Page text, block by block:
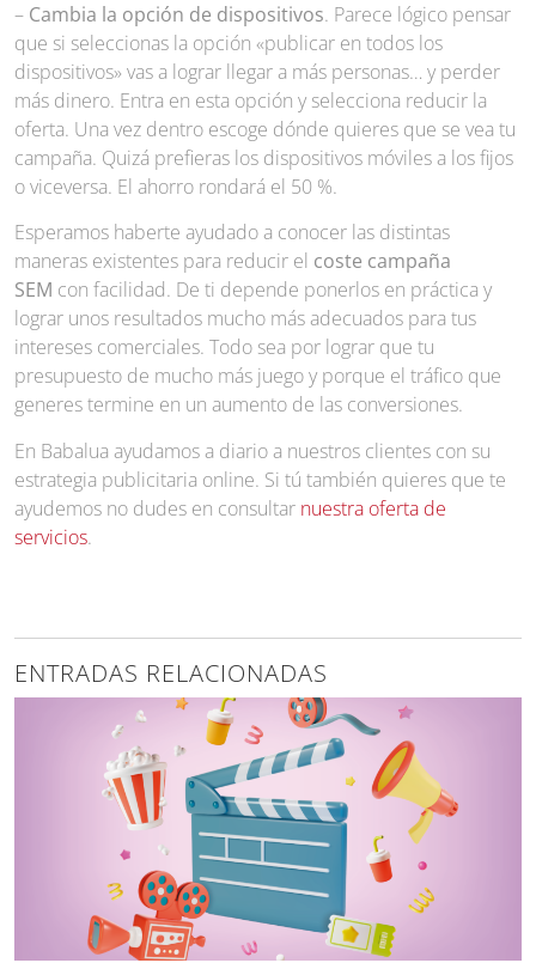
– Cambia la opción de dispositivos. Parece lógico pensar
que si seleccionas la opción «publicar en todos los
dispositivos» vas a lograr llegar a más personas… y perder
más dinero. Entra en esta opción y selecciona reducir la
oferta. Una vez dentro escoge dónde quieres que se vea tu
campaña. Quizá prefieras los dispositivos móviles a los fijos
o viceversa. El ahorro rondará el 50 %.
Esperamos haberte ayudado a conocer las distintas
maneras existentes para reducir el coste campaña
SEM con facilidad. De ti depende ponerlos en práctica y
lograr unos resultados mucho más adecuados para tus
intereses comerciales. Todo sea por lograr que tu
presupuesto de mucho más juego y porque el tráfico que
generes termine en un aumento de las conversiones.
En Babalua ayudamos a diario a nuestros clientes con su
estrategia publicitaria online. Si tú también quieres que te
ayudemos no dudes en consultar nuestra oferta de
servicios.
ENTRADAS RELACIONADAS